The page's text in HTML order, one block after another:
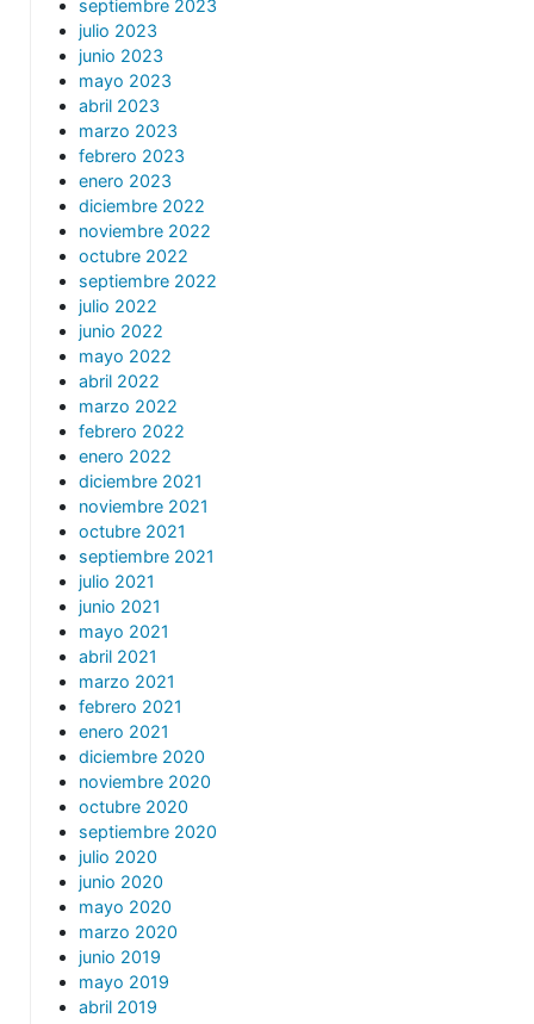
septiembre 2023
julio 2023
junio 2023
mayo 2023
abril 2023
marzo 2023
febrero 2023
enero 2023
diciembre 2022
noviembre 2022
octubre 2022
septiembre 2022
julio 2022
junio 2022
mayo 2022
abril 2022
marzo 2022
febrero 2022
enero 2022
diciembre 2021
noviembre 2021
octubre 2021
septiembre 2021
julio 2021
junio 2021
mayo 2021
abril 2021
marzo 2021
febrero 2021
enero 2021
diciembre 2020
noviembre 2020
octubre 2020
septiembre 2020
julio 2020
junio 2020
mayo 2020
marzo 2020
junio 2019
mayo 2019
abril 2019